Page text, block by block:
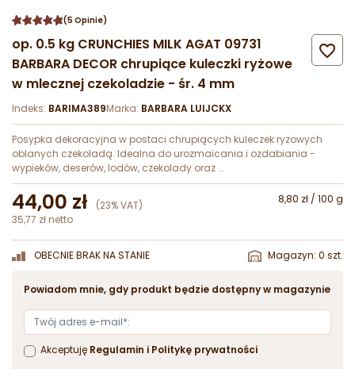
(5 Opinie)
op. 0.5 kg CRUNCHIES MILK AGAT 09731
BARBARA DECOR chrupiące kuleczki ryżowe
w mlecznej czekoladzie - śr. 4 mm

Indeks: BARIMA389Marka: BARBARA LUIJCKX
Posypka dekoracyjna w postaci chrupiących kuleczek ryżowych
oblanych czekoladą. Idealna do urozmaicania i ozdabiania -
wypieków, deserów, lodów, czekolady oraz ...
44,00 zł (23% VAT)
8,80 zł / 100 g
35,77 zł netto
OBECNIE BRAK NA STANIE Magazyn: 0 szt.
Powiadom mnie, gdy produkt będzie dostępny w magazynie
Akceptuję Regulamin i Politykę prywatności